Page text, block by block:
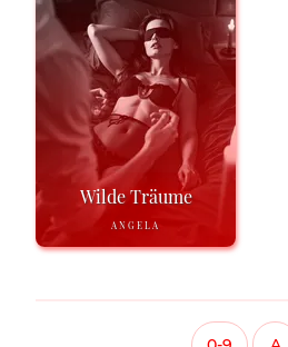
Wilde Träume
ANGELA